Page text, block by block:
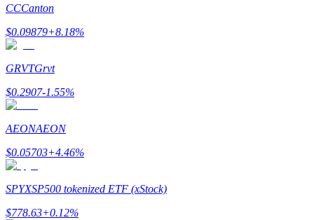
Launchpool
การเซ้งแบบยืดหยุ่นเพื่อรับโทเคนยอดนิยม
การล็อค BTR
CCCanton
$0.09879+8.18%
GRVTGrvt
$0.2907-1.55%
AEONAEON
$0.05703+4.46%
SPYXSP500 tokenized ETF (xStock)
$778.63+0.12%